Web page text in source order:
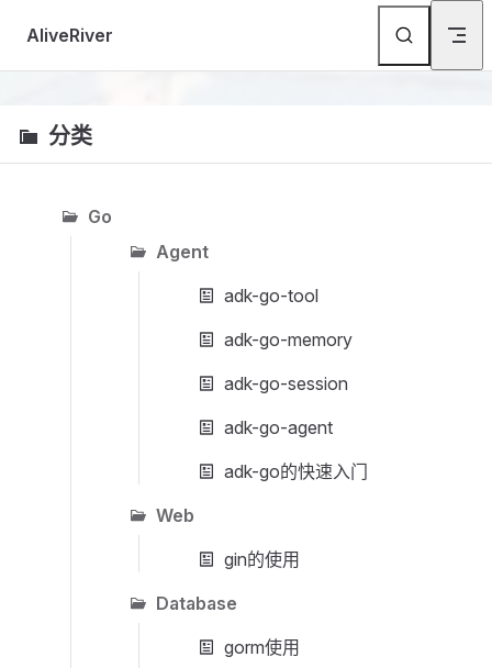
Skip to content
AliveRiver
分类
Go
Agent
adk-go-tool
adk-go-memory
adk-go-session
adk-go-agent
adk-go的快速入门
Web
gin的使用
Database
gorm使用